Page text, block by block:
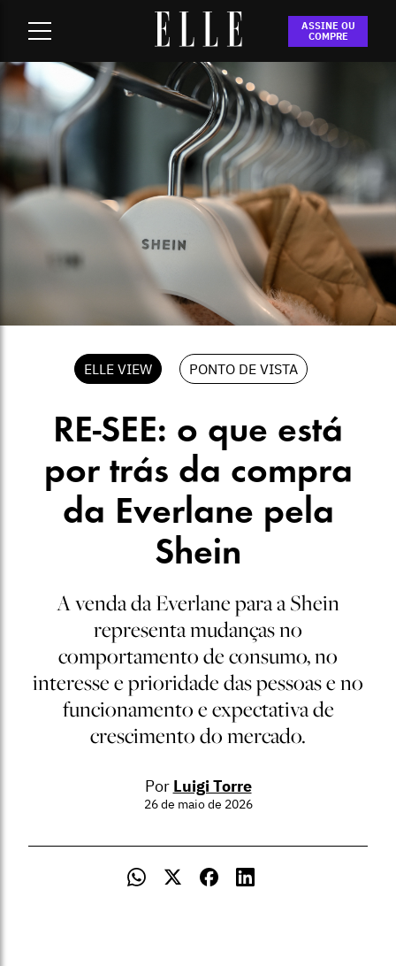
ASSINE OU
COMPRE
RE-SEE: o que está por trás da
compra da Everlane pela Shein
ELLE VIEW PONTO DE VISTA
RE-SEE: o que está
por trás da compra
da Everlane pela
Shein
A venda da Everlane para a Shein
representa mudanças no
comportamento de consumo, no
interesse e prioridade das pessoas e no
funcionamento e expectativa de
crescimento do mercado.
Por Luigi Torre
26 de maio de 2026